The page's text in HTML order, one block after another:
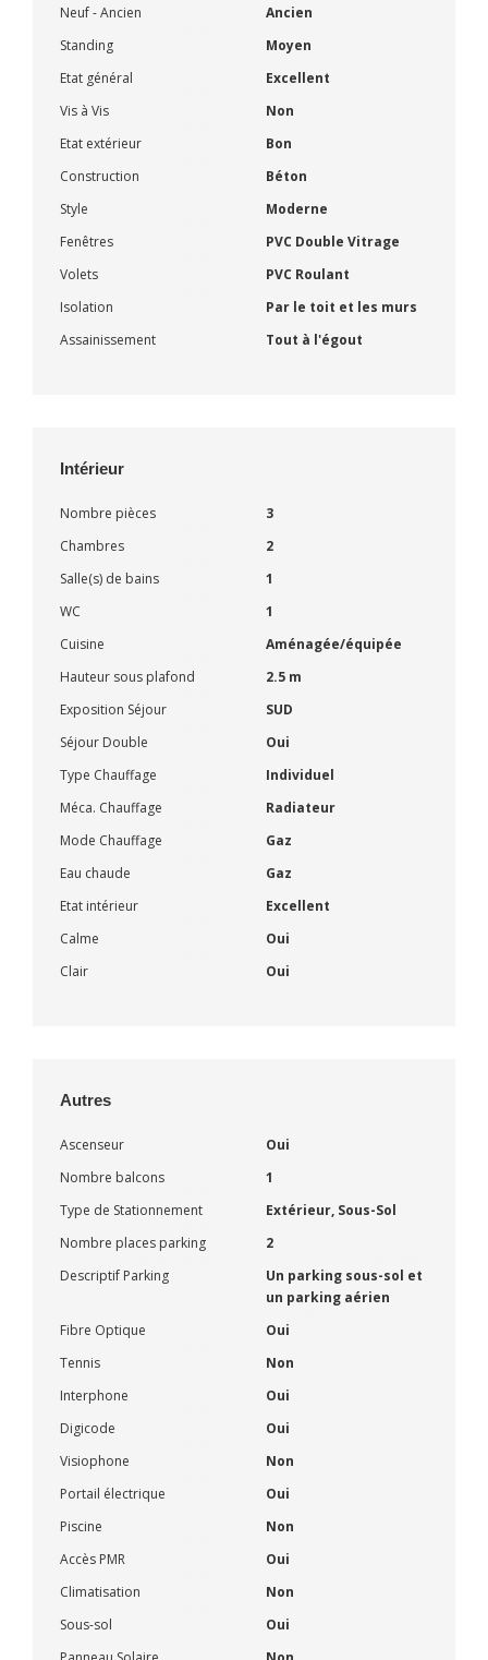
Neuf - Ancien
Ancien
Standing
Moyen
Etat général
Excellent
Vis à Vis
Non
Etat extérieur
Bon
Construction
Béton
Style
Moderne
Fenêtres
PVC Double Vitrage
Volets
PVC Roulant
Isolation
Par le toit et les murs
Assainissement
Tout à l'égout
Intérieur
Nombre pièces
3
Chambres
2
Salle(s) de bains
1
WC
1
Cuisine
Aménagée/équipée
Hauteur sous plafond
2.5 m
Exposition Séjour
SUD
Séjour Double
Oui
Type Chauffage
Individuel
Méca. Chauffage
Radiateur
Mode Chauffage
Gaz
Eau chaude
Gaz
Etat intérieur
Excellent
Calme
Oui
Clair
Oui
Autres
Ascenseur
Oui
Nombre balcons
1
Type de Stationnement
Extérieur, Sous-Sol
Nombre places parking
2
Descriptif Parking
Un parking sous-sol et
un parking aérien
Fibre Optique
Oui
Tennis
Non
Interphone
Oui
Digicode
Oui
Visiophone
Non
Portail électrique
Oui
Piscine
Non
Accès PMR
Oui
Climatisation
Non
Sous-sol
Oui